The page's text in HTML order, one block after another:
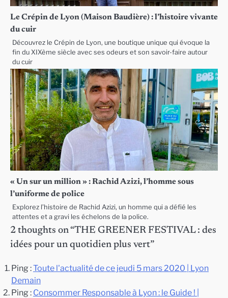
Le Crépin de Lyon (Maison Baudière) : l’histoire vivante
du cuir
Découvrez le Crépin de Lyon, une boutique unique qui évoque la
fin du XIXème siècle avec ses odeurs et son savoir-faire autour
du cuir
« Un sur un million » : Rachid Azizi, l’homme sous
l’uniforme de police
Explorez l’histoire de Rachid Azizi, un homme qui a défié les
attentes et a gravi les échelons de la police.
2 thoughts on “THE GREENER FESTIVAL : des
idées pour un quotidien plus vert”
Ping :Toute l'actualité de ce jeudi 5 mars 2020 | Lyon
Demain
Ping : Consommer Responsable à Lyon : le Guide ! |